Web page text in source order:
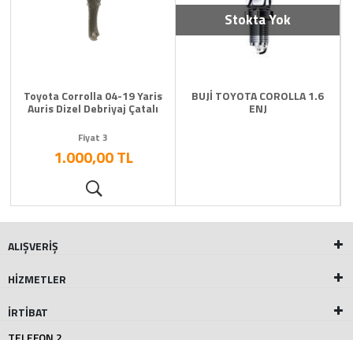
Toyota Corrolla 04-19 Yaris
Auris Dizel Debriyaj Çatalı
Fiyat 3
1.000,00 TL
Stokta Yok
BUJİ TOYOTA COROLLA 1.6
ENJ
ALIŞVERİŞ
HİZMETLER
İRTİBAT